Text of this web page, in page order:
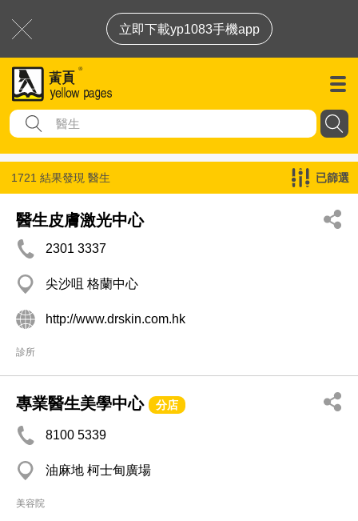
立即下載yp1083手機app
1721 結果發現 醫生 已篩選
醫生皮膚激光中心
2301 3337
尖沙咀 格蘭中心
http://www.drskin.com.hk
診所
專業醫生美學中心 分店
8100 5339
油麻地 柯士甸廣場
美容院